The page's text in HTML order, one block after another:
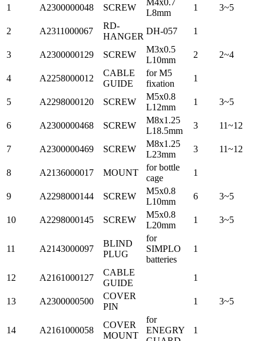
1
A2300000048 SCREW
L8mm
1 3~5
2 A2311000067
RD-
HANGER
DH-057 1
3 A2300000129 SCREW
M3x0.5
L10mm
2 2~4
4 A2258000012
CABLE
GUIDE
for M5
fixation
1
5 A2298000120 SCREW
M5x0.8
L12mm
1 3~5
6 A2300000468 SCREW
M8x1.25
L18.5mm
3 11~12
7 A2300000469 SCREW
M8x1.25
L23mm
3 11~12
8 A2136000017 MOUNT
for bottle
cage
1
9 A2298000144 SCREW
M5x0.8
L10mm
6 3~5
10 A2298000145 SCREW
M5x0.8
L20mm
1 3~5
11 A2143000097
BLIND
PLUG
for
SIMPLO
batteries
1
12 A2161000127
CABLE
GUIDE
1
13 A2300000500
COVER
PIN
1 3~5
14 A2161000058
COVER
MOUNT
for
ENEGRY
1